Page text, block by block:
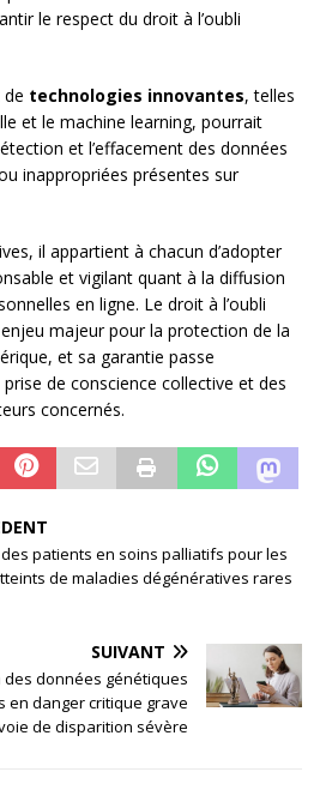
le respect du droit à l’oubli
technologies innovantes, telles
et le machine learning, pourrait
et l’effacement des données
inappropriées présentes sur
il appartient à chacun d’adopter
et vigilant quant à la diffusion
en ligne. Le droit à l’oubli
majeur pour la protection de la
et sa garantie passe
de conscience collective et des
concernés.
patients en soins palliatifs pour les
de maladies dégénératives rares
SUIVANT
données génétiques
en danger critique grave
de disparition sévère